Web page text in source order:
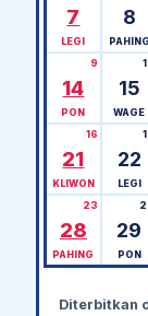
7
LEGI
8
PAHING
14
9
PON
15
WAGE
21
16
KLIWON
22
LEGI
28
23
PAHING
29
PON
Diterbitkan